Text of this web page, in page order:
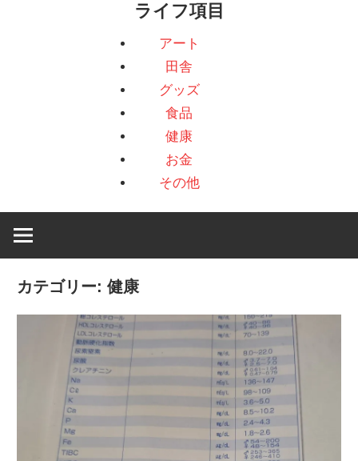
ライフ項目
アート
田舎
グッズ
食品
健康
お金
その他
カテゴリー:健康